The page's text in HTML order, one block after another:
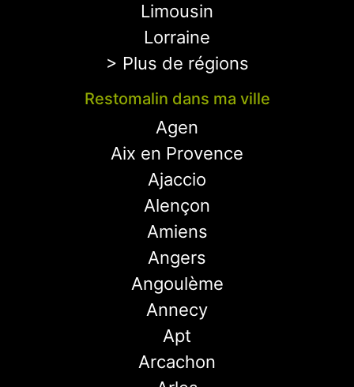
Limousin
Lorraine
> Plus de régions
Restomalin dans ma ville
Agen
Aix en Provence
Ajaccio
Alençon
Amiens
Angers
Angoulème
Annecy
Apt
Arcachon